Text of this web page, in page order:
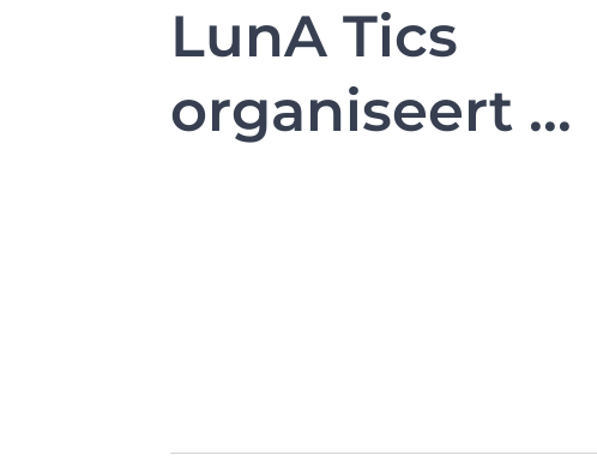
LunA Tics
organiseert ...